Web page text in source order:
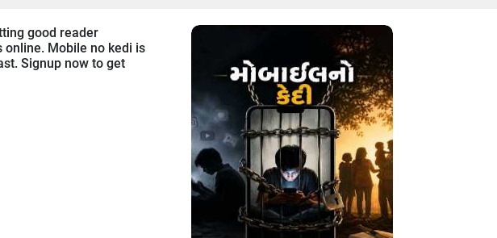
good reader
Mobile no kedi is
Signup now to get